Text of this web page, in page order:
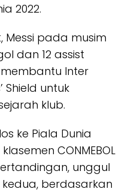
2022.
Messi pada musim
dan 12 assist
Inter
Shield untuk
klub.
ke Piala Dunia
CONMEBOL
unggul
kedua, berdasarkan